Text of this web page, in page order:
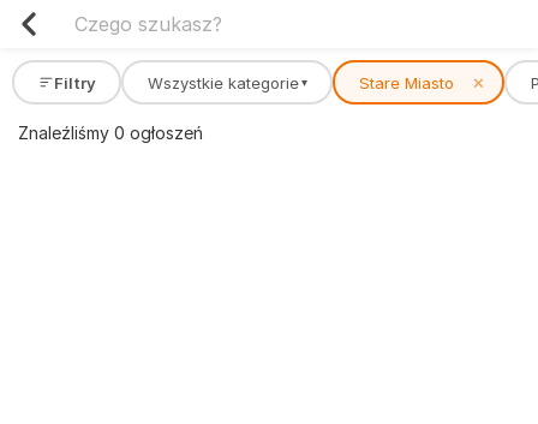
Filtry Wszystkie kategorie ▾ Stare Miasto ✕
Znaleźliśmy 0 ogłoszeń